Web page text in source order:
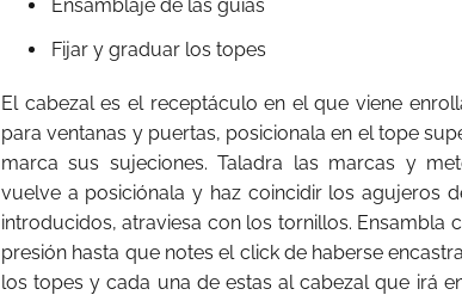
Ensamblaje de las guías
Fijar y graduar los topes
El cabezal es el receptáculo en el que viene
para ventanas y puertas, posicionala en el tope
marca sus sujeciones. Taladra las marcas y
vuelve a posiciónala y haz coincidir los agujeros
introducidos, atraviesa con los tornillos. Ensambla
presión hasta que notes el click de haberse
los topes y cada una de estas al cabezal que irá